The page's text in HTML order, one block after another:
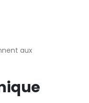
aux